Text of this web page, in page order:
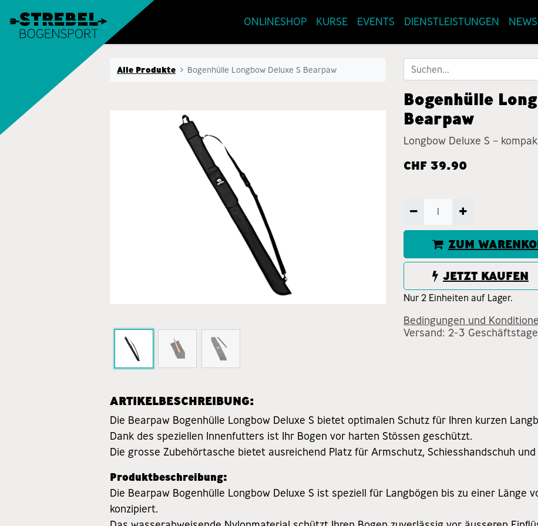
ONLINESHOP KURSE EVENTS DIENSTLEISTUNGEN NEWS
Alle Produkte Bogenhülle Longbow Deluxe S Bearpaw
Bogenhülle
Bearpaw
Longbow Deluxe S –
CHF 39.90
ZUM
JETZT KAUFEN
Nur 2 Einheiten auf Lager.
Bedingungen und
Versand: 2-3 Geschäftstage
ARTIKELBESCHREIBUNG:
Die Bearpaw Bogenhülle Longbow Deluxe S bietet optimalen Schutz für Ihren kurzen
Dank des speziellen Innenfutters ist Ihr Bogen vor harten Stössen geschützt.
Die grosse Zubehörtasche bietet ausreichend Platz für Armschutz, Schiesshandschuh und
Produktbeschreibung:
Die Bearpaw Bogenhülle Longbow Deluxe S ist speziell für Langbögen bis zu einer Länge
konzipiert.